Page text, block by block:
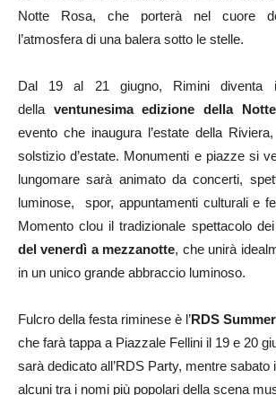
Notte Rosa, che porterà nel cuore
l’atmosfera di una balera sotto le stelle.
Dal 19 al 21 giugno, Rimini diventa
della ventunesima edizione della
evento che inaugura l’estate della
solstizio d’estate. Monumenti e piazze si
lungomare sarà animato da concerti,
luminose, spor, appuntamenti culturali e
Momento clou il tradizionale spettacolo dei
del venerdì a mezzanotte, che unirà
in un unico grande abbraccio luminoso.
Fulcro della festa riminese è l’RDS
che farà tappa a Piazzale Fellini il 19 e 20
sarà dedicato all’RDS Party, mentre sabato
alcuni tra i nomi più popolari della scena